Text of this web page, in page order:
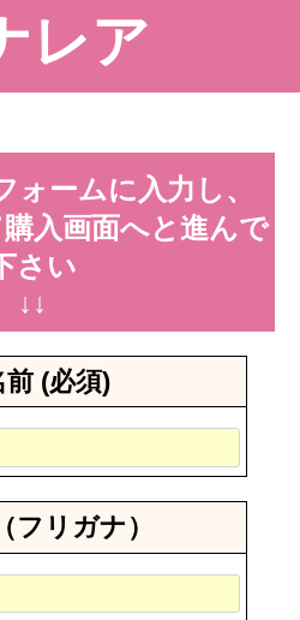
レア
ォームに入力し、
入画面へと進んで
さい
↓↓
前 (必須)
フリガナ）